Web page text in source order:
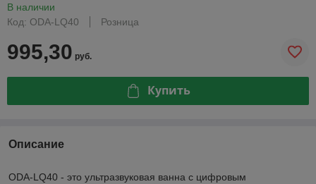
В наличии
Код: ODA-LQ40
Розница
995,30 руб.
Купить
Описание
ODA-LQ40 - это ультразвуковая ванна с цифровым